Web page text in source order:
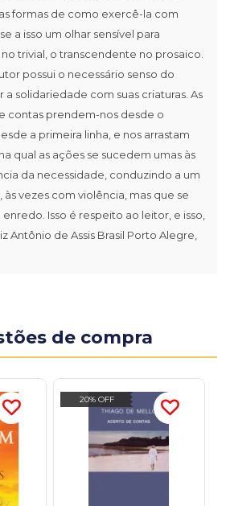
formas de como exercê-la com
a isso um olhar sensível para
trivial, o transcendente no prosaico.
possui o necessário senso do
solidariedade com suas criaturas. As
contas prendem-nos desde o
a primeira linha, e nos arrastam
qual as ações se sucedem umas às
da necessidade, conduzindo a um
vezes com violência, mas que se
Isso é respeito ao leitor, e isso,
Antônio de Assis Brasil Porto Alegre,
de compra
20% OFF